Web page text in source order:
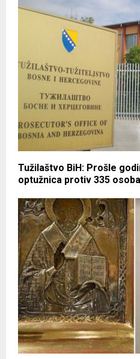
Tužilaštvo BiH: Prošle
optužnica protiv 335 osoba